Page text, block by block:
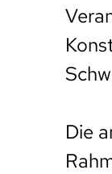
Die